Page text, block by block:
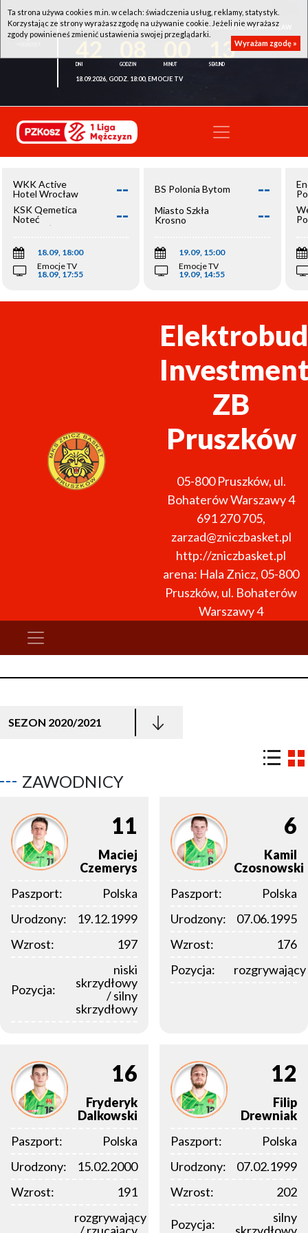
WKK ACTIVE HOTEL WROCŁAW - KSK QEMETICA NOTEĆ INOWROCŁAW
12
18.09.2026, GODZ. 18:00, EMOCJE TV
WKK Active
Hotel Wrocław
--
KSK Qemetica
Noteć
Inowrocław
--
18.09, 18:00
Emocje TV
18.09, 17:55
BS Polonia Bytom --
Miasto Szkła
Krosno
--
19.09, 15:00
Emocje TV
19.09, 14:55
ZB
Pruszków
05-800 Pruszków, ul.
Bohaterów Warszawy 4
691 270 705,
zarzad@zniczbasket.pl
http://zniczbasket.pl
arena: Hala Znicz, 05-800
Pruszków, ul. Bohaterów
Warszawy 4
SEZON 2020/2021
ZAWODNICY
11
Maciej
Czemerys
Paszport:
Polska
Urodzony:
19.12.1999
Wzrost:
197
Pozycja:
niski
skrzydłowy
/ silny
skrzydłowy
6
Kamil
Czosnowski
Paszport:
Polska
Urodzony:
07.06.1995
Wzrost:
176
Pozycja:
rozgrywający
16
Fryderyk
Dalkowski
Paszport:
Polska
Urodzony:
15.02.2000
Wzrost:
191
rozgrywający
12
Filip
Drewniak
Paszport:
Polska
Urodzony:
07.02.1999
Wzrost:
202
Pozycja:
silny
Ta strona używa cookies m.in. w celach: świadczenia usług, reklamy, statystyk.
Korzystając ze strony wyrażasz zgodę na używanie cookie. Jeżeli nie wyrażasz
zgody powinieneś zmienić ustawienia swojej przeglądarki.
Wyrażam zgodę »